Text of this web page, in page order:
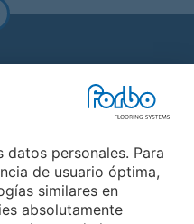
personales. Para
de usuario óptima,
similares en
absolutamente